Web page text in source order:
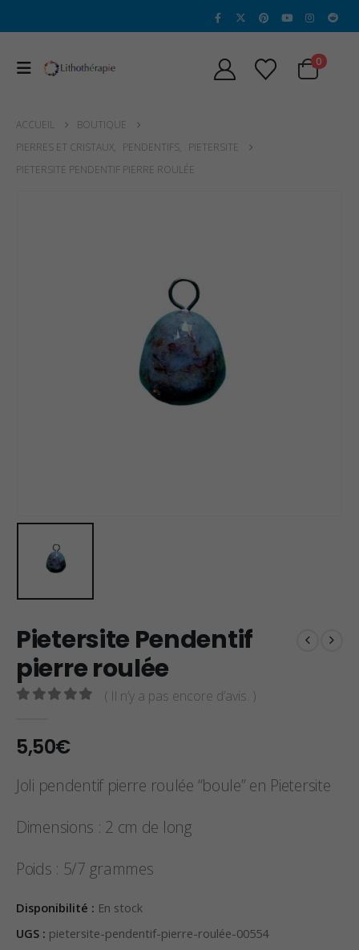
0
ACCUEIL
BOUTIQUE
PIERRES ET CRISTAUX, PENDENTIFS, PIETERSITE
PIETERSITE PENDENTIF PIERRE ROULÉE
Pietersite Pendentif
pierre roulée
( Il n’y a pas encore d’avis. )
5,50€
Joli pendentif pierre roulée “boule” en Pietersite
Dimensions : 2 cm de long
Poids : 5/7 grammes
Disponibilité : En stock
UGS : pietersite-pendentif-pierre-roulée-00554